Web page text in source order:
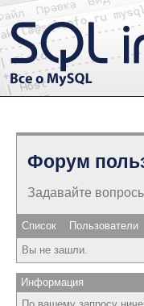
Форум
Задавайте
Список Пользователи
Вы не зашли.
Информация